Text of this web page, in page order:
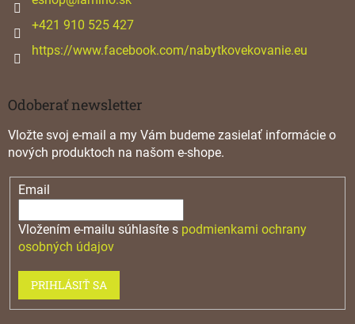
+421 910 525 427
https://www.facebook.com/nabytkovekovanie.eu
Odoberať newsletter
Vložte svoj e-mail a my Vám budeme zasielať informácie o
nových produktoch na našom e-shope.
Email
Vložením e-mailu súhlasíte s podmienkami ochrany
osobných údajov
PRIHLÁSIŤ SA